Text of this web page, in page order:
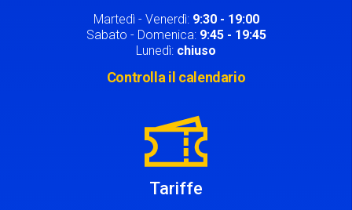
Martedì - Venerdì: 9:30 - 19:00
Sabato - Domenica: 9:45 - 19:45
Lunedì: chiuso
Controlla il calendario
Tariffe